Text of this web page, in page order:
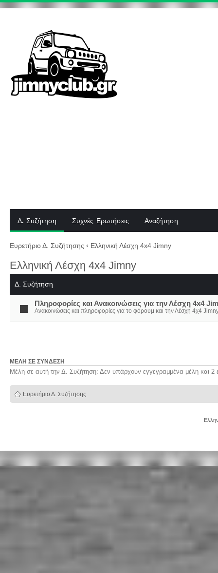
Δ. Συζήτηση Συχνές Ερωτήσεις Αναζήτηση
Ευρετήριο Δ. Συζήτησης ‹ Ελληνική Λέσχη 4x4 Jimny
Ελληνική Λέσχη 4x4 Jimny
Δ. Συζήτηση
Πληροφορίες και Ανακοινώσεις για την Λέσχη 4x4
Ανακοινώσεις και πληροφορίες για το φόρουμ και την Λέσχη 4χ4
ΜΈΛΗ ΣΕ ΣΎΝΔΕΣΗ
Μέλη σε αυτή την Δ. Συζήτηση: Δεν υπάρχουν εγγεγραμμένα μέλη και 2
Ευρετήριο Δ. Συζήτησης